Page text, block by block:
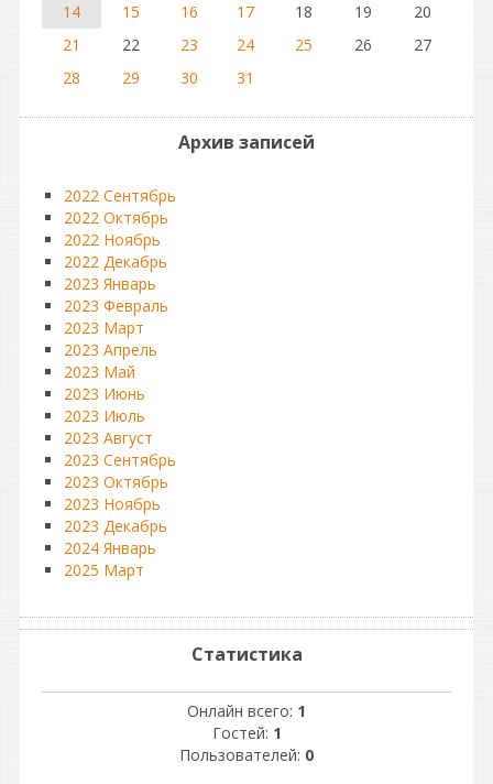
14
15 16 17 18 19
20
21
22 23 24 25 26
27
28
29 30 31
Архив записей
2022 Сентябрь
2022 Октябрь
2022 Ноябрь
2022 Декабрь
2023 Январь
2023 Февраль
2023 Март
2023 Апрель
2023 Май
2023 Июнь
2023 Июль
2023 Август
2023 Сентябрь
2023 Октябрь
2023 Ноябрь
2023 Декабрь
2024 Январь
2025 Март
Статистика
Онлайн всего: 1
Гостей: 1
Пользователей: 0